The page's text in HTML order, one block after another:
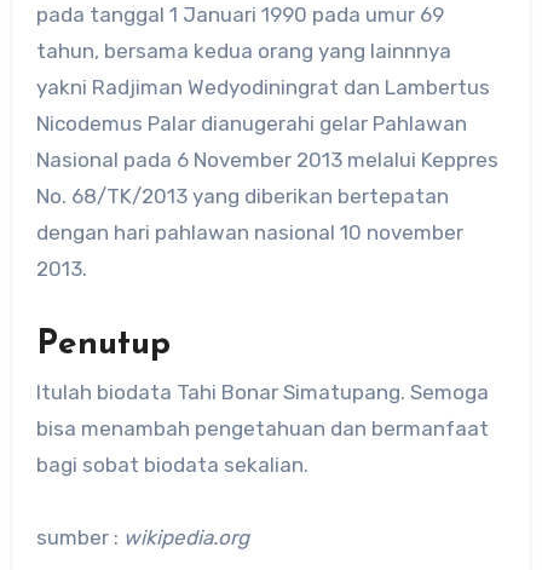
pada tanggal 1 Januari 1990 pada umur 69
tahun, bersama kedua orang yang lainnnya
yakni Radjiman Wedyodiningrat dan Lambertus
Nicodemus Palar dianugerahi gelar Pahlawan
Nasional pada 6 November 2013 melalui Keppres
No. 68/TK/2013 yang diberikan bertepatan
dengan hari pahlawan nasional 10 november
2013.
Penutup
Itulah biodata Tahi Bonar Simatupang. Semoga
bisa menambah pengetahuan dan bermanfaat
bagi sobat biodata sekalian.
sumber : wikipedia.org